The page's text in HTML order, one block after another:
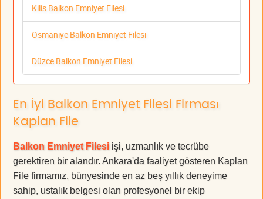
Kilis Balkon Emniyet Filesi
Osmaniye Balkon Emniyet Filesi
Düzce Balkon Emniyet Filesi
En İyi Balkon Emniyet Filesi Firması
Kaplan File
Balkon Emniyet Filesi işi, uzmanlık ve tecrübe
gerektiren bir alandır. Ankara'da faaliyet gösteren Kaplan
File firmamız, bünyesinde en az beş yıllık deneyime
sahip, ustalık belgesi olan profesyonel bir ekip